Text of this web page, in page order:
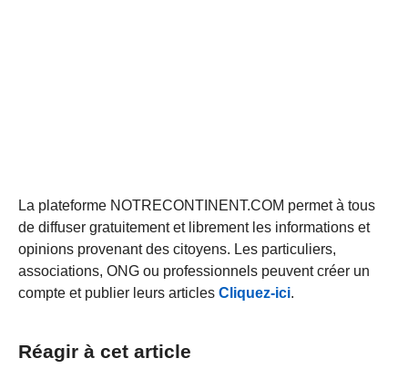
La plateforme NOTRECONTINENT.COM permet à tous
de diffuser gratuitement et librement les informations et
opinions provenant des citoyens. Les particuliers,
associations, ONG ou professionnels peuvent créer un
compte et publier leurs articles Cliquez-ici.
Réagir à cet article